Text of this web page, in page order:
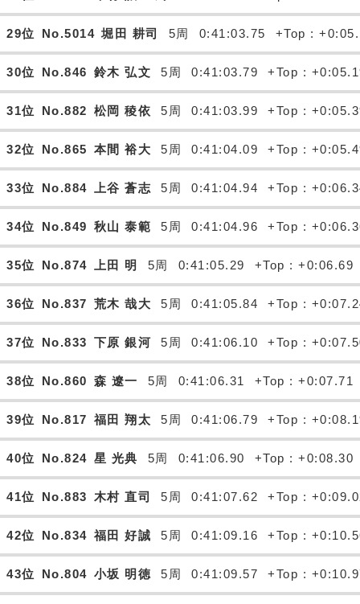
29位 No.5014 堀田 耕司 5周 0:41:03.75 +Top :
30位 No.846 鈴木 弘文 5周 0:41:03.79 +Top :
31位 No.882 松岡 稜依 5周 0:41:03.99 +Top :
32位 No.865 本間 裕大 5周 0:41:04.09 +Top :
33位 No.884 上谷 蒼志 5周 0:41:04.94 +Top :
34位 No.849 秋山 泰範 5周 0:41:04.96 +Top :
35位 No.874 上田 明 5周 0:41:05.29 +Top : +0:06.69
36位 No.837 荒木 哉大 5周 0:41:05.84 +Top :
37位 No.833 下原 銀河 5周 0:41:06.10 +Top :
38位 No.860 森 遼一 5周 0:41:06.31 +Top : +0:07.71
39位 No.817 福田 翔太 5周 0:41:06.79 +Top :
40位 No.824 星 光典 5周 0:41:06.90 +Top : +0:08.30
41位 No.883 木村 直司 5周 0:41:07.62 +Top :
42位 No.834 福田 好誠 5周 0:41:09.16 +Top :
43位 No.804 小坂 明徳 5周 0:41:09.57 +Top :